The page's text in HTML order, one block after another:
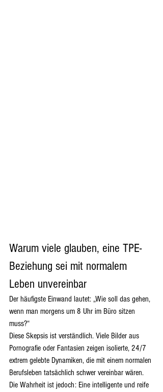
Warum viele glauben, eine TPE-
Beziehung sei mit normalem
Leben unvereinbar
Der häufigste Einwand lautet: „Wie soll das gehen,
wenn man morgens um 8 Uhr im Büro sitzen
muss?“
Diese Skepsis ist verständlich. Viele Bilder aus
Pornografie oder Fantasien zeigen isolierte, 24/7
extrem gelebte Dynamiken, die mit einem normalen
Berufsleben tatsächlich schwer vereinbar wären.
Die Wahrheit ist jedoch: Eine intelligente und reife